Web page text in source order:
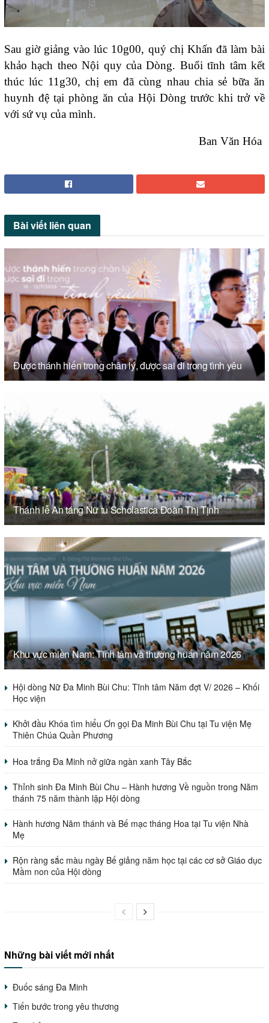
Sau giờ giảng vào lúc 10g00, quý chị Khấn đã làm bài
khảo hạch theo Nội quy của Dòng. Buổi tĩnh tâm kết
thúc lúc 11g30, chị em đã cùng nhau chia sẻ bữa ăn
huynh đệ tại phòng ăn của Hội Dòng trước khi trở về
với sứ vụ của mình.
Ban Văn Hóa
Bài viết liên quan
Được thánh hiến trong chân lý, được sai đi trong tình yêu
Thánh lễ An táng Nữ tu Scholastica Đoàn Thị Tịnh
Khu vực miền Nam: Tĩnh tâm và thường huấn năm 2026
Hội dòng Nữ Đa Minh Bùi Chu: Tĩnh tâm Năm đợt V/ 2026 – Khối
Học viện
Khởi đầu Khóa tìm hiểu Ơn gọi Đa Minh Bùi Chu tại Tu viện Mẹ
Thiên Chúa Quần Phương
Hoa trắng Đa Minh nở giữa ngàn xanh Tây Bắc
Thỉnh sinh Đa Minh Bùi Chu – Hành hương Về nguồn trong Năm
thánh 75 năm thành lập Hội dòng
Hành hương Năm thánh và Bế mạc tháng Hoa tại Tu viện Nhà
Mẹ
Rộn ràng sắc màu ngày Bế giảng năm học tại các cơ sở Giáo dục
Mầm non của Hội dòng
Những bài viết mới nhất
Đuốc sáng Đa Minh
Tiến bước trong yêu thương